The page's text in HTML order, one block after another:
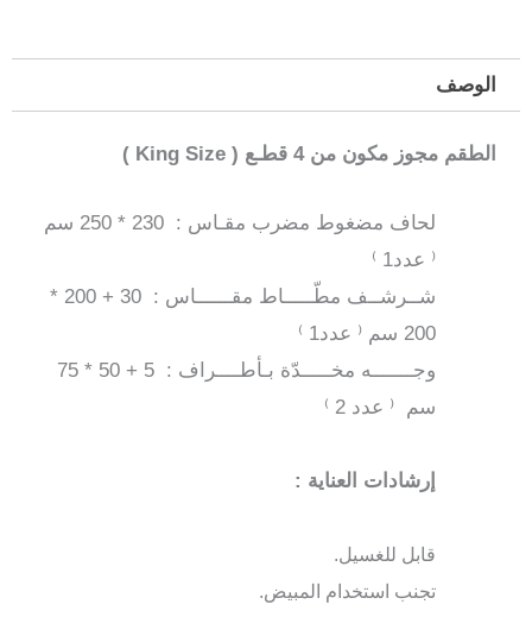
الوصف
الطقم مجوز مكون من 4 قطـع ( King Size )
لحاف مضغوط مضرب مقـاس : 230 * 250 سم
⁽ عدد1 ⁾
شــرشــف مطّـــــاط مقــــــاس : 30 + 200 *
200 سم ⁽ عدد1 ⁾
وجـــــــه مخـــــدّة بـأطــــراف : 5 + 50 * 75
سم ⁽ عدد 2 ⁾
إرشادات العناية :
قابل للغسيل.
تجنب استخدام المبيض.